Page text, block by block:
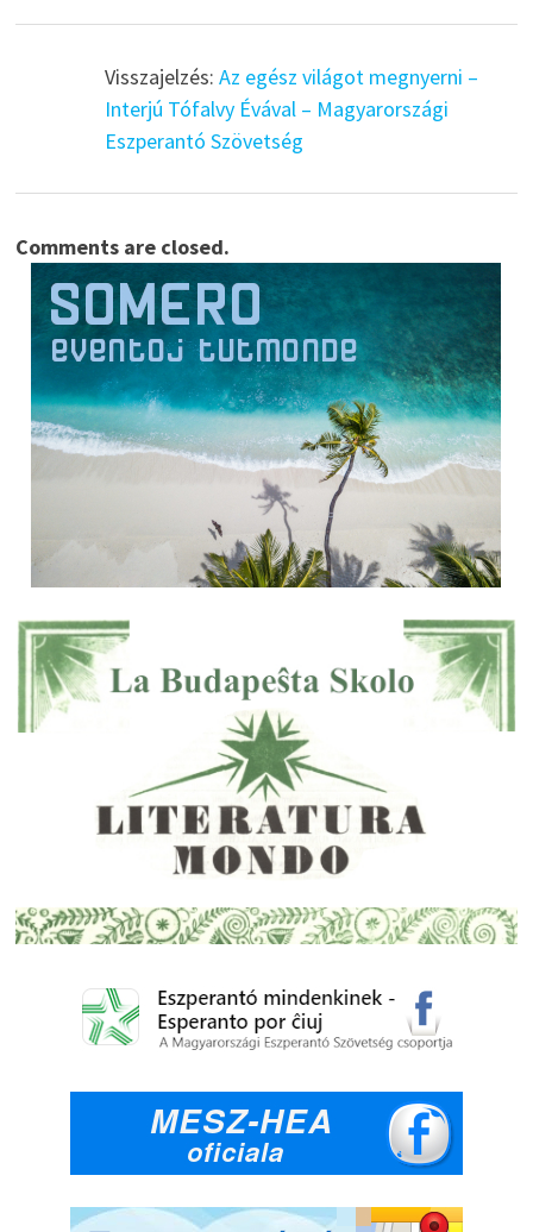
Visszajelzés: Az egész világot megnyerni –
Interjú Tófalvy Évával – Magyarországi
Eszperantó Szövetség
Comments are closed.